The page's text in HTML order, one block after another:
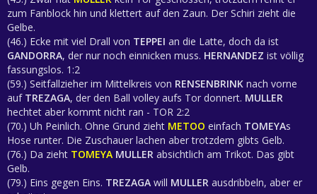
zum Fanblock hin und klettert auf den Zaun. Der Schiri zieht die
Gelbe.
(46.) Ecke mit viel Drall von TEPPEI an die Latte, doch da ist
GANDORRA, der nur noch einnicken muss. HERNANDEZ ist völlig
fassungslos. 1:2
(59.) Seitfallzieher im Mittelkreis von RENSENBRINK nach vorne
auf TREZAGA, der den Ball volley aufs Tor donnert. MULLER
hechtet aber kommt nicht ran - TOR 2:2
(70.) Uh Peinlich. Ohne Grund zieht METOO einfach TOMEYAs
Hose runter. Die Zuschauer lachen aber trotzdem gibts Gelb.
(76.) Da zieht TOMEYA MULLER absichtlich am Trikot. Das gibt
Gelb.
(79.) Eins gegen Eins. TREZAGA will MULLER ausdribbeln, aber er